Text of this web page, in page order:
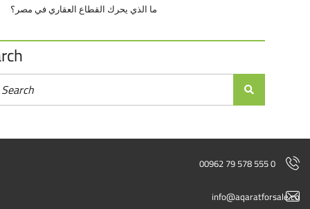
ما الذي يحرك القطاع العقاري في مصر؟
Search
00962 79 578 555 0